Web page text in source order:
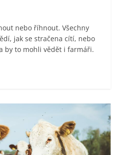
nebo říhnout. Všechny
jak se stračena cítí, nebo
by to mohli vědět i farmáři.